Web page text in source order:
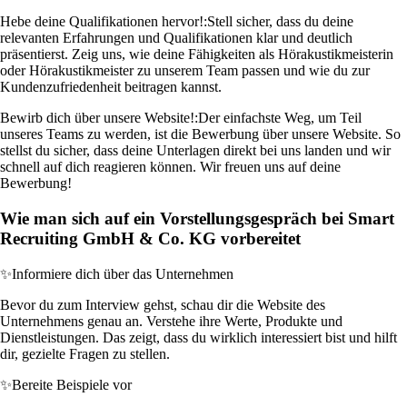
Hebe deine Qualifikationen hervor!:Stell sicher, dass du deine
relevanten Erfahrungen und Qualifikationen klar und deutlich
präsentierst. Zeig uns, wie deine Fähigkeiten als Hörakustikmeisterin
oder Hörakustikmeister zu unserem Team passen und wie du zur
Kundenzufriedenheit beitragen kannst.
Bewirb dich über unsere Website!:Der einfachste Weg, um Teil
unseres Teams zu werden, ist die Bewerbung über unsere Website. So
stellst du sicher, dass deine Unterlagen direkt bei uns landen und wir
schnell auf dich reagieren können. Wir freuen uns auf deine
Bewerbung!
Wie man sich auf ein Vorstellungsgespräch bei Smart
Recruiting GmbH & Co. KG vorbereitet
✨Informiere dich über das Unternehmen
Bevor du zum Interview gehst, schau dir die Website des
Unternehmens genau an. Verstehe ihre Werte, Produkte und
Dienstleistungen. Das zeigt, dass du wirklich interessiert bist und hilft
dir, gezielte Fragen zu stellen.
✨Bereite Beispiele vor